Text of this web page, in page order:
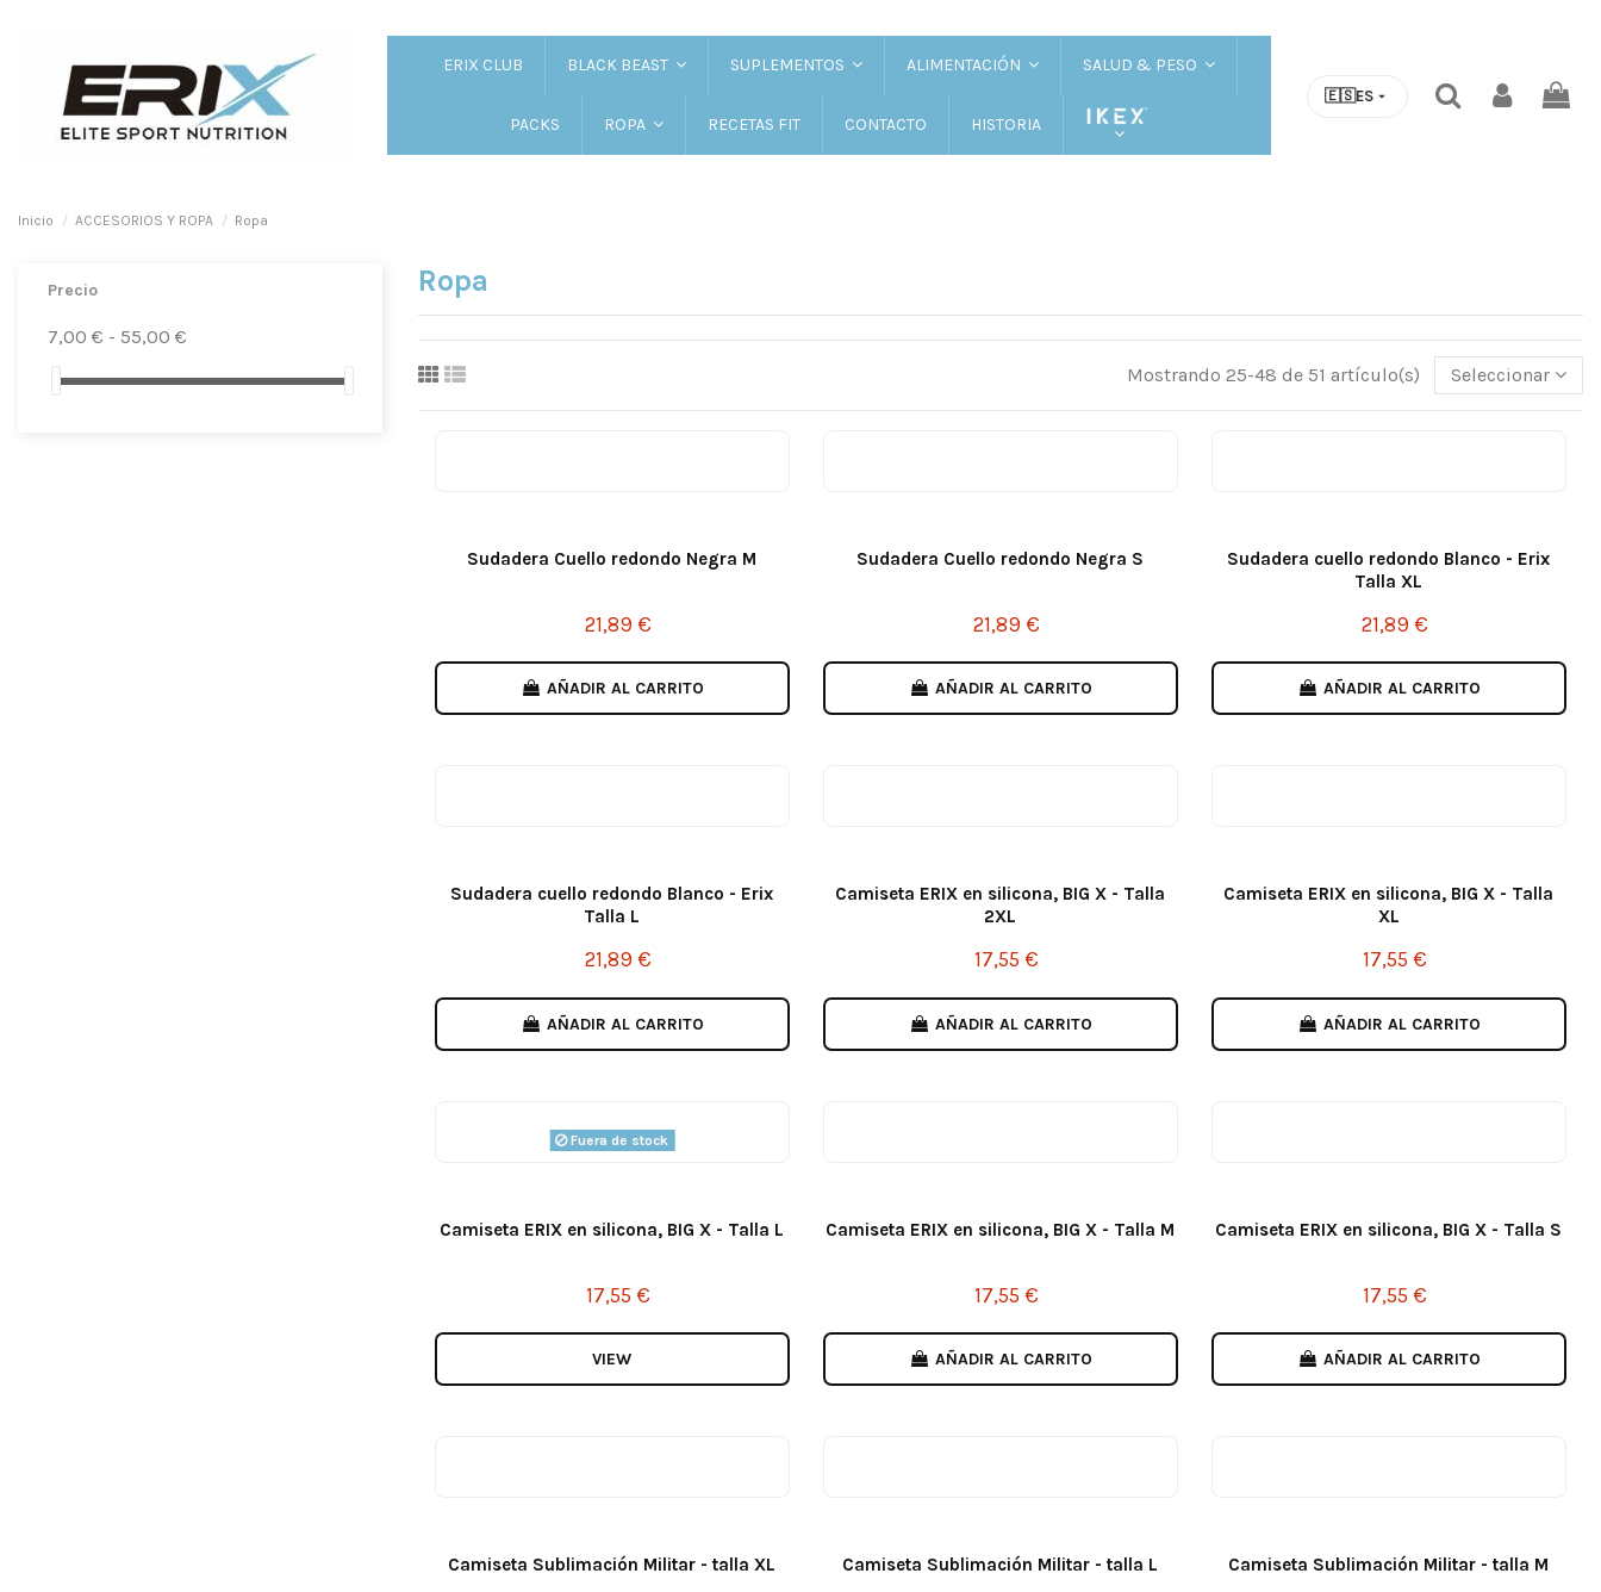
ERIX CLUB BLACK BEAST SUPLEMENTOS ALIMENTACIÓN SALUD & PESO
PACKS ROPA RECETAS FIT CONTACTO HISTORIA
🇪🇸ES
Inicio ACCESORIOS Y ROPA Ropa
Ropa
Mostrando 25-48 de 51 artículo(s) Seleccionar
Sudadera Cuello redondo Negra M
21,89 €
AÑADIR AL CARRITO
Sudadera Cuello redondo Negra S
21,89 €
AÑADIR AL CARRITO
Sudadera cuello redondo Blanco - Erix
Talla XL
21,89 €
AÑADIR AL CARRITO
Sudadera cuello redondo Blanco - Erix
Talla L
21,89 €
AÑADIR AL CARRITO
Camiseta ERIX en silicona, BIG X - Talla
2XL
17,55 €
AÑADIR AL CARRITO
Camiseta ERIX en silicona, BIG X - Talla
XL
17,55 €
AÑADIR AL CARRITO
Fuera de stock
Camiseta ERIX en silicona, BIG X - Talla L
17,55 €
VIEW
Camiseta ERIX en silicona, BIG X - Talla M
17,55 €
AÑADIR AL CARRITO
Camiseta ERIX en silicona, BIG X - Talla S
17,55 €
AÑADIR AL CARRITO
Camiseta Sublimación Militar - talla XL Camiseta Sublimación Militar - talla L Camiseta Sublimación Militar - talla M
Precio
7,00 € - 55,00 €